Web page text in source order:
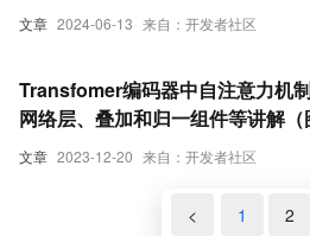
文章 2024-06-13 来自：开发者社区
文章 2023-12-20 来自：开发者社区
Transfomer编码器中自注意力机
网络层、叠加和归一组件等讲解（
释）
< 1 2